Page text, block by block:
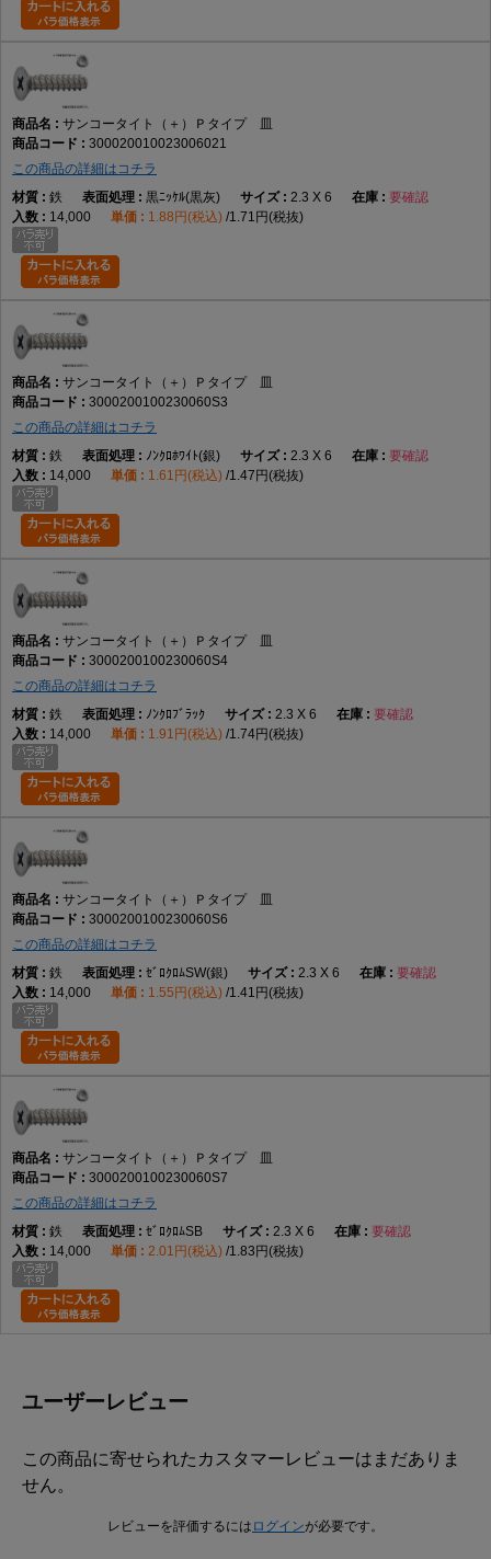
サンコータイト（＋）Ｐタイプ 皿
300020010023006021
この商品の詳細はコチラ
鉄
黒ﾆｯｹﾙ(黒灰) 2.3 X 6
要確認
14,000
1.88円(税込) 1.71円(税抜)
サンコータイト（＋）Ｐタイプ 皿
3000200100230060S3
この商品の詳細はコチラ
鉄
ﾉﾝｸﾛﾎﾜｲﾄ(銀) 2.3 X 6
要確認
14,000
1.61円(税込) 1.47円(税抜)
サンコータイト（＋）Ｐタイプ 皿
3000200100230060S4
この商品の詳細はコチラ
鉄
ﾉﾝｸﾛﾌﾞﾗｯｸ 2.3 X 6
要確認
14,000
1.91円(税込) 1.74円(税抜)
サンコータイト（＋）Ｐタイプ 皿
3000200100230060S6
この商品の詳細はコチラ
鉄
ｾﾞﾛｸﾛﾑSW(銀) 2.3 X 6
要確認
14,000
1.55円(税込) 1.41円(税抜)
サンコータイト（＋）Ｐタイプ 皿
3000200100230060S7
この商品の詳細はコチラ
鉄
ｾﾞﾛｸﾛﾑSB 2.3 X 6
要確認
14,000
2.01円(税込) 1.83円(税抜)
ユーザーレビュー
この商品に寄せられたカスタマーレビューはまだありま
せん。
レビューを評価するには ログインが必要です。